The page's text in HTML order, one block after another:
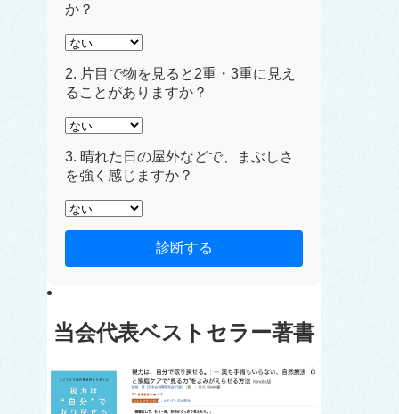
か？
2. 片目で物を見ると2重・3重に見え
ることがありますか？
3. 晴れた日の屋外などで、まぶしさ
を強く感じますか？
診断する
当会代表ベストセラー著書